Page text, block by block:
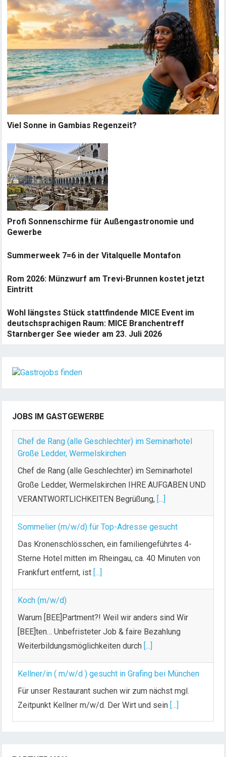
Viel Sonne in Gambias Regenzeit?
Profi Sonnenschirme für Außengastronomie und
Gewerbe
Summerweek 7=6 in der Vitalquelle Montafon
Rom 2026: Münzwurf am Trevi-Brunnen kostet jetzt
Eintritt
Wohl längstes Stück stattfindende MICE Event im
deutschsprachigen Raum: MICE Branchentreff
Starnberger See wieder am 23. Juli 2026
JOBS IM GASTGEWERBE
Chef de Rang (alle Geschlechter) im Seminarhotel
Große Ledder, Wermelskirchen
Chef de Rang (alle Geschlechter) im Seminarhotel
Große Ledder, Wermelskirchen IHRE AUFGABEN UND
VERANTWORTLICHKEITEN Begrüßung, [...]
Sommelier (m/w/d) für Top-Adresse gesucht
Das Kronenschlösschen, ein familiengeführtes 4-
Sterne Hotel mitten im Rheingau, ca. 40 Minuten von
Frankfurt entfernt, ist [...]
Koch (m/w/d)
Warum [BEE]Partment?! Weil wir anders sind Wir
[BEE]ten… Unbefristeter Job & faire Bezahlung
Weiterbildungsmöglichkeiten durch [...]
Kellner/in ( m/w/d ) gesucht in Grafing bei München
Für unser Restaurant suchen wir zum nächst mgl.
Zeitpunkt Kellner m/w/d. Der Wirt und sein [...]